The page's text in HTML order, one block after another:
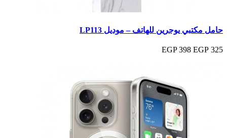
حامل مكتبي يوجرين للهاتف – موديل LP113
325 EGP
398 EGP